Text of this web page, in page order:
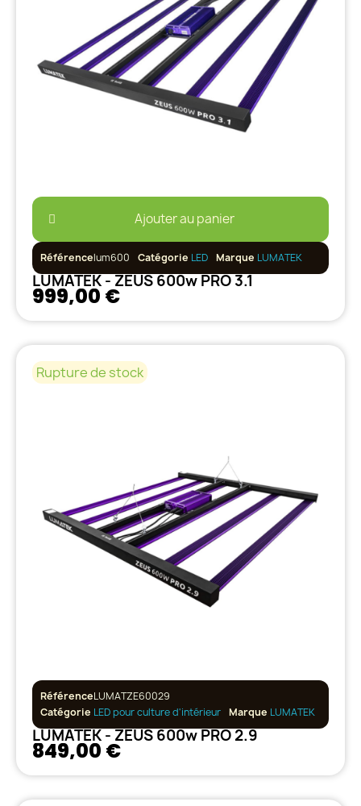
Ajouter au panier
Référencelum600 Catégorie LED Marque LUMATEK
LUMATEK - ZEUS 600w PRO 3.1
999,00 €
Rupture de stock
RéférenceLUMATZE60029
Catégorie LED pour culture d'intérieur Marque LUMATEK
LUMATEK - ZEUS 600w PRO 2.9
849,00 €